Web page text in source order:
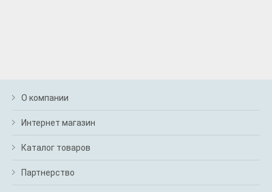
О компании
Интернет магазин
Каталог товаров
Партнерство